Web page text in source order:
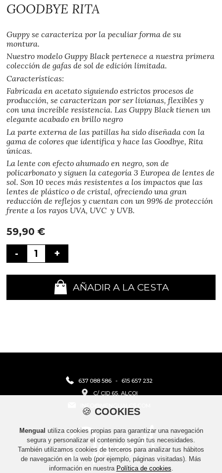
GOODBYE RITA
Guppy se caracteriza por la peculiar forma de su
montura.
Nuestro modelo Guppy Black pertenece a nuestra primera
colección de gafas de sol de edición limitada.
Características:
Fabricada en acetato siguiendo estrictos procesos de
producción, se caracterizan por ser livianas, flexibles y
con una increíble resistencia. Las Guppy Black tienen un
elegante acabado en brillo negro
La parte externa de las patillas ha sido diseñada con la
gama de colores que identifica y hace las Goodbye, Rita
únicas.
La lente con efecto ahumado en negro, son de
policarbonato y siguen la categoría 3 Europea de lentes de
sol. Son 10 veces más resistentes a los impactos que las
lentes de plástico o de cristal, ofreciendo una gran
reducción de reflejos y cuentan con un 99% de protección
frente a los rayos UVA, UVC y UVB.
59,90 €
-
+
AÑADIR A LA CESTA
637 088 586 -
615 657 232
C/ CID 65, ALCOI
🍪 COOKIES
Mengual utiliza cookies propias para garantizar una navegación
segura y personalizar el contenido según tus necesidades.
También utilizamos cookies de terceros para analizar tus hábitos
de navegación en la web (por ejemplo, páginas visitadas). Más
información en nuestra Política de cookies.